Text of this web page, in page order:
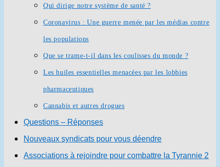
Qui dirige notre système de santé ?
Coronavirus : Une guerre menée par les médias contre
les populations
Que se trame-t-il dans les coulisses du monde ?
Les huiles essentielles menacées par les lobbies
pharmaceutiques
Cannabis et autres drogues
Questions – Réponses
Nouveaux syndicats pour vous déendre
Associations à rejoindre pour combattre la Tyrannie 2